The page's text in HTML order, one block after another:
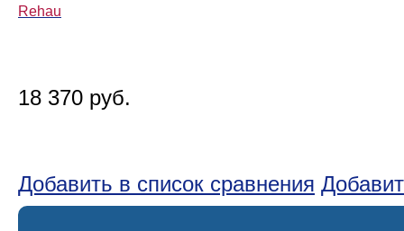
Rehau
18 370 руб.
Добавить в список сравнения